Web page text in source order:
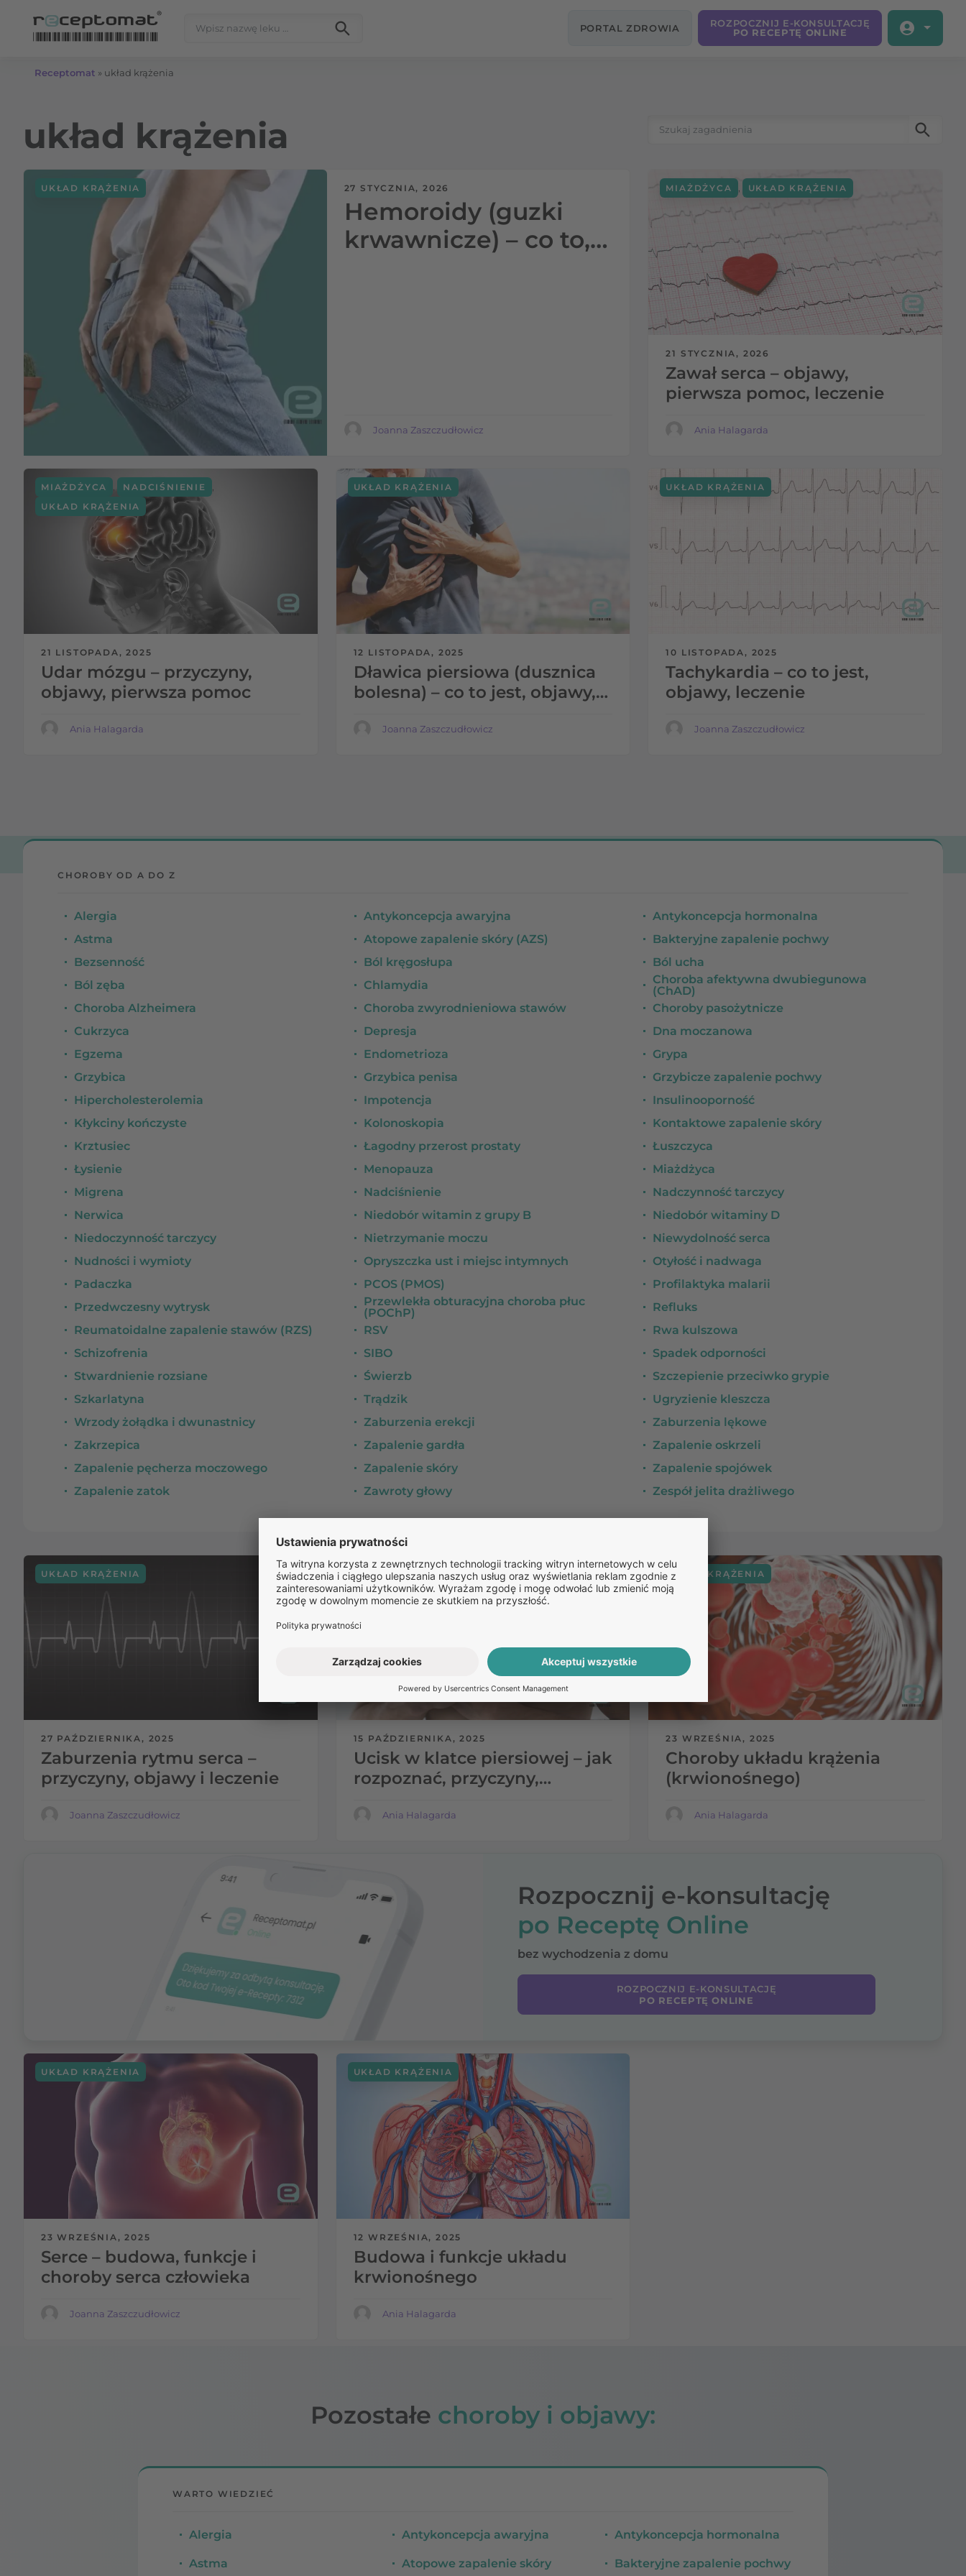
PORTAL ZDROWIA
ROZPOCZNIJ E-KONSULTACJĘ
PO RECEPTĘ ONLINE
Receptomat » układ krążenia
układ krążenia Szukaj:
27 STYCZNIA, 2026
Hemoroidy (guzki
krwawnicze) – co to,
UKŁAD KRĄŻENIA
Joanna Zaszczudłowicz
21 STYCZNIA, 2026
Zawał serca – objawy,
pierwsza pomoc, leczenie
MIAŻDŻYCA UKŁAD KRĄŻENIA
Ania Halagarda
21 LISTOPADA, 2025
Udar mózgu – przyczyny,
objawy, pierwsza pomoc
MIAŻDŻYCA NADCIŚNIENIE
UKŁAD KRĄŻENIA
Ania Halagarda
12 LISTOPADA, 2025
Dławica piersiowa (dusznica
bolesna) – co to jest, objawy,
UKŁAD KRĄŻENIA
Joanna Zaszczudłowicz
10 LISTOPADA, 2025
Tachykardia – co to jest,
objawy, leczenie
UKŁAD KRĄŻENIA
Joanna Zaszczudłowicz
CHOROBY OD A DO Z
Alergia Antykoncepcja awaryjna
Antykoncepcja hormonalna
Astma
Atopowe zapalenie skóry (AZS)
Bakteryjne zapalenie pochwy
Bezsenność
Ból kręgosłupa
Ból ucha
Ból zęba
Chlamydia
Choroba afektywna dwubiegunowa
(ChAD)
Choroba Alzheimera
Choroba zwyrodnieniowa stawów
Choroby pasożytnicze
Cukrzyca
Depresja
Dna moczanowa
Egzema
Endometrioza
Grypa
Grzybica
Grzybica penisa
Grzybicze zapalenie pochwy
Hipercholesterolemia
Impotencja
Insulinooporność
Kłykciny kończyste
Kolonoskopia
Kontaktowe zapalenie skóry
Krztusiec
Łagodny przerost prostaty
Łuszczyca
Łysienie
Menopauza
Miażdżyca
Migrena
Nadciśnienie
Nadczynność tarczycy
Nerwica
Niedobór witamin z grupy B
Niedobór witaminy D
Niedoczynność tarczycy
Nietrzymanie moczu
Niewydolność serca
Nudności i wymioty
Opryszczka ust i miejsc intymnych
Otyłość i nadwaga
Padaczka
PCOS (PMOS)
Profilaktyka malarii
Przedwczesny wytrysk
Przewlekła obturacyjna choroba płuc
(POChP)
Refluks
Reumatoidalne zapalenie stawów (RZS)
RSV
Rwa kulszowa
Schizofrenia
SIBO
Spadek odporności
Stwardnienie rozsiane
Świerzb
Szczepienie przeciwko grypie
Szkarlatyna
Trądzik
Ugryzienie kleszcza
Wrzody żołądka i dwunastnicy
Zaburzenia erekcji
Zaburzenia lękowe
Zakrzepica
Zapalenie gardła
Zapalenie oskrzeli
Zapalenie pęcherza moczowego
Zapalenie skóry
Zapalenie spojówek
Zapalenie zatok
Zawroty głowy Zespół jelita drażliwego
27 PAŹDZIERNIKA, 2025
Zaburzenia rytmu serca –
przyczyny, objawy i leczenie
UKŁAD KRĄŻENIA
Joanna Zaszczudłowicz
15 PAŹDZIERNIKA, 2025
Ucisk w klatce piersiowej – jak
rozpoznać, przyczyny,
PRZEWLEKŁA OBTURACYJNA CHOROBA PŁUC
(POCHP)
, UKŁAD KRĄŻENIA
Ania Halagarda
23 WRZEŚNIA, 2025
Choroby układu krążenia
(krwionośnego)
UKŁAD KRĄŻENIA
Ania Halagarda
Rozpocznij e-konsultację
po Receptę Online
bez wychodzenia z domu
ROZPOCZNIJ E-KONSULTACJĘ
PO RECEPTĘ ONLINE
23 WRZEŚNIA, 2025
Serce – budowa, funkcje i
choroby serca człowieka
UKŁAD KRĄŻENIA
Joanna Zaszczudłowicz
12 WRZEŚNIA, 2025
Budowa i funkcje układu
krwionośnego
UKŁAD KRĄŻENIA
Ania Halagarda
Pozostałe choroby i objawy:
WARTO WIEDZIEĆ
Alergia Antykoncepcja awaryjna Antykoncepcja hormonalna
Astma Atopowe zapalenie skóry Bakteryjne zapalenie pochwy